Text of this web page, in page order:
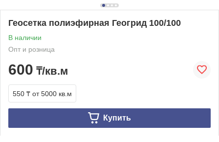
Геосетка полиэфирная Геогрид 100/100
В наличии
Опт и розница
600 ₸/кв.м
550 ₸ от 5000 кв.м
Купить